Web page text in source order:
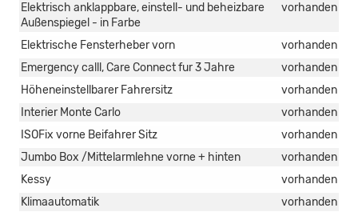
Elektrisch anklappbare, einstell- und beheizbare
Außenspiegel - in Farbe
vorhanden
Elektrische Fensterheber vorn
vorhanden
Emergency calll, Care Connect fur 3 Jahre
vorhanden
Höheneinstellbarer Fahrersitz
vorhanden
Interier Monte Carlo
vorhanden
ISOFix vorne Beifahrer Sitz
vorhanden
Jumbo Box /Mittelarmlehne vorne + hinten
vorhanden
Kessy
vorhanden
Klimaautomatik
vorhanden